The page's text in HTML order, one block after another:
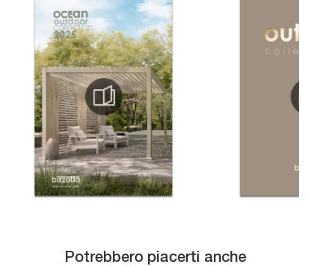
Potrebbero piacerti anche